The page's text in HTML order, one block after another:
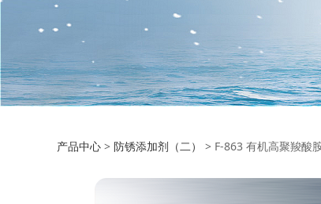
F-863 有机高聚
产品中心 > 防锈添加剂（二） > F-863 有机高聚羧酸